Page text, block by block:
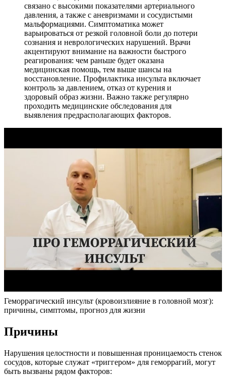
связано с высокими показателями артериального
давления, а также с аневризмами и сосудистыми
мальформациями. Симптоматика может
варьироваться от резкой головной боли до потери
сознания и неврологических нарушений. Врачи
акцентируют внимание на важности быстрого
реагирования: чем раньше будет оказана
медицинская помощь, тем выше шансы на
восстановление. Профилактика инсульта включает
контроль за давлением, отказ от курения и
здоровый образ жизни. Важно также регулярно
проходить медицинские обследования для
выявления предрасполагающих факторов.
Геморрагический инсульт (кровоизлияние в головной мозг):
причины, симптомы, прогноз для жизни
Причины
Нарушения целостности и повышенная проницаемость стенок
сосудов, которые служат «триггером» для геморрагий, могут
быть вызваны рядом факторов: